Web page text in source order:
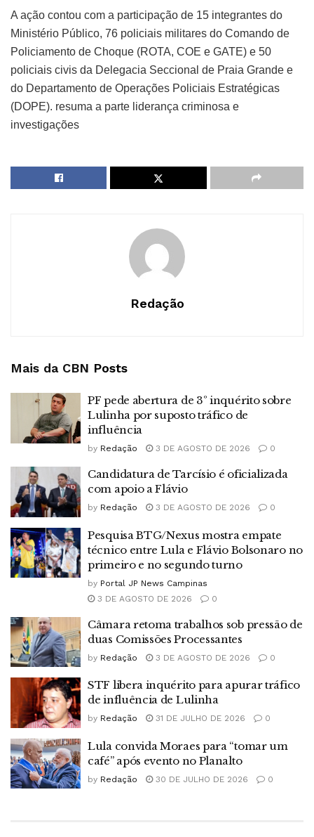
A ação contou com a participação de 15 integrantes do
Ministério Público, 76 policiais militares do Comando de
Policiamento de Choque (ROTA, COE e GATE) e 50
policiais civis da Delegacia Seccional de Praia Grande e
do Departamento de Operações Policiais Estratégicas
(DOPE). resuma a parte liderança criminosa e
investigações
Redação
Mais da CBN Posts
PF pede abertura de 3º inquérito sobre
Lulinha por suposto tráfico de
influência
by Redação 3 DE AGOSTO DE 2026 0
Candidatura de Tarcísio é oficializada
com apoio a Flávio
by Redação 3 DE AGOSTO DE 2026 0
Pesquisa BTG/Nexus mostra empate
técnico entre Lula e Flávio Bolsonaro no
primeiro e no segundo turno
by Portal JP News Campinas
3 DE AGOSTO DE 2026
0
Câmara retoma trabalhos sob pressão de
duas Comissões Processantes
by Redação 3 DE AGOSTO DE 2026 0
STF libera inquérito para apurar tráfico
de influência de Lulinha
by Redação 31 DE JULHO DE 2026 0
Lula convida Moraes para “tomar um
café” após evento no Planalto
by Redação 30 DE JULHO DE 2026 0